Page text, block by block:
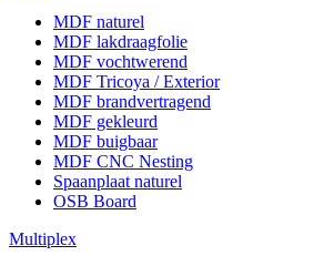
MDF naturel
MDF lakdraagfolie
MDF vochtwerend
MDF Tricoya / Exterior
MDF brandvertragend
MDF gekleurd
MDF buigbaar
MDF CNC Nesting
Spaanplaat naturel
OSB Board
Multiplex